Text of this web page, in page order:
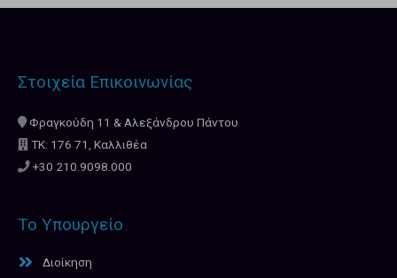
Στοιχεία Επικοινωνίας
Φραγκούδη 11 & Αλεξάνδρου Πάντου
ΤΚ: 176 71, Καλλιθέα
+30 210.9098.000
Το Υπουργείο
Διοίκηση